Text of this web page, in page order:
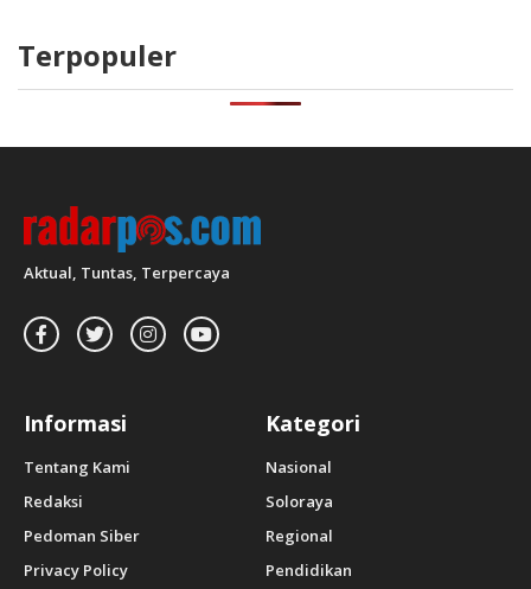
Terpopuler
Aktual, Tuntas, Terpercaya
Informasi
Tentang Kami
Redaksi
Pedoman Siber
Privacy Policy
Kategori
Nasional
Soloraya
Regional
Pendidikan